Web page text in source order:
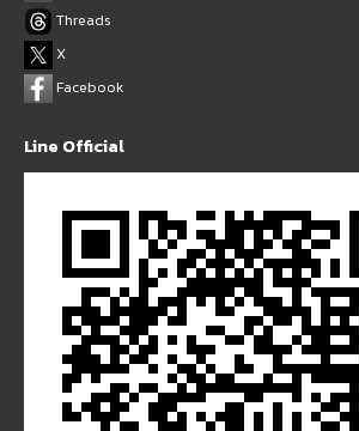
Threads
X
Facebook
Line Official